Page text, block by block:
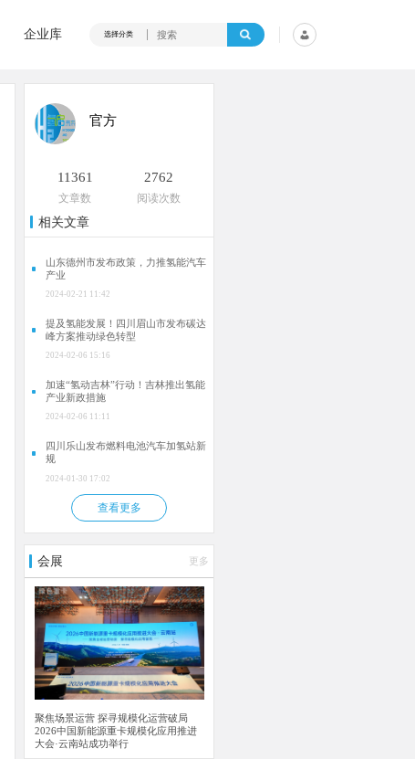
企业库 选择分类
官方
11361
文章数
2762
阅读次数
相关文章
山东德州市发布政策，力推氢能汽车
产业
2024-02-21 11:42
提及氢能发展！四川眉山市发布碳达
峰方案推动绿色转型
2024-02-06 15:16
加速“氢动吉林”行动！吉林推出氢能
产业新政措施
2024-02-06 11:11
四川乐山发布燃料电池汽车加氢站新
规
2024-01-30 17:02
查看更多
会展 更多
聚焦场景运营 探寻规模化运营破局
2026中国新能源重卡规模化应用推进
大会·云南站成功举行